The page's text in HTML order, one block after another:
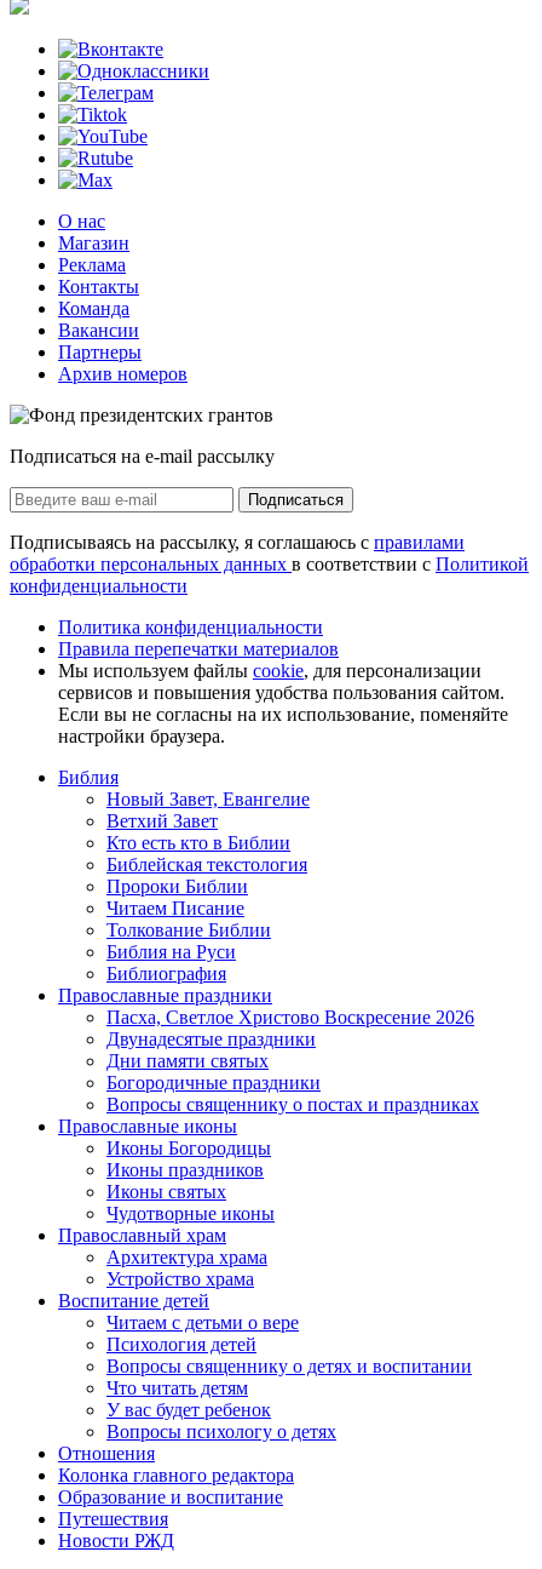
О нас
Магазин
Реклама
Контакты
Команда
Вакансии
Партнеры
Архив номеров
Подписаться на e-mail рассылку
Подписаться
Подписываясь на рассылку, я соглашаюсь с правилами
обработки персональных данных в соответствии с Политикой
конфиденциальности
Политика конфиденциальности
Правила перепечатки материалов
Мы используем файлы cookie, для персонализации
сервисов и повышения удобства пользования сайтом.
Если вы не согласны на их использование, поменяйте
настройки браузера.
Библия
Новый Завет, Евангелие
Ветхий Завет
Кто есть кто в Библии
Библейская текстология
Пророки Библии
Читаем Писание
Толкование Библии
Библия на Руси
Библиография
Православные праздники
Пасха, Светлое Христово Воскресение 2026
Двунадесятые праздники
Дни памяти святых
Богородичные праздники
Вопросы священнику о постах и праздниках
Православные иконы
Иконы Богородицы
Иконы праздников
Иконы святых
Чудотворные иконы
Православный храм
Архитектура храма
Устройство храма
Воспитание детей
Читаем с детьми о вере
Психология детей
Вопросы священнику о детях и воспитании
Что читать детям
У вас будет ребенок
Вопросы психологу о детях
Отношения
Колонка главного редактора
Образование и воспитание
Путешествия
Новости РЖД